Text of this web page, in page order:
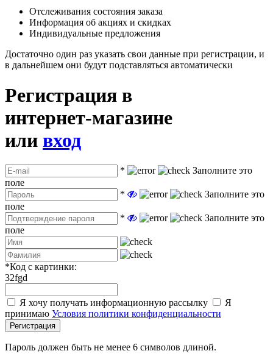
Отслеживания состояния заказа
Информация об акциях и скидках
Индивидуальные предложения
Достаточно один раз указать свои данные при регистрации, и
в дальнейшем они будут подставляться автоматически
Регистрация в
интернет-магазине
или вход
*
Заполните это
поле
*
Заполните это
поле
*
Заполните это
поле
*Код с картинки:
32fgd
Я хочу получать информационную рассылку
Я
принимаю Условия политики конфиденциальности
Регистрация
Пароль должен быть не менее 6 символов длиной.